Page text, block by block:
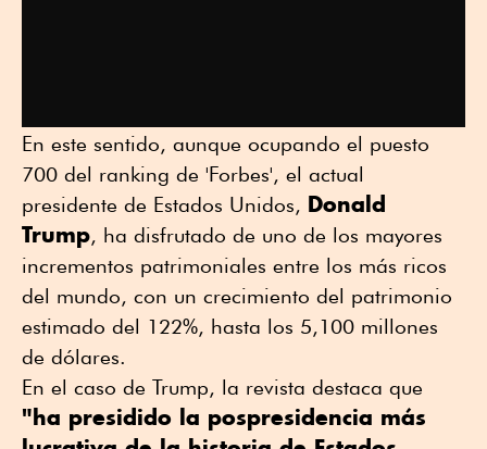
En este sentido, aunque ocupando el puesto
700 del ranking de 'Forbes', el actual
presidente de Estados Unidos, Donald
Trump, ha disfrutado de uno de los mayores
incrementos patrimoniales entre los más ricos
del mundo, con un crecimiento del patrimonio
estimado del 122%, hasta los 5,100 millones
de dólares.
En el caso de Trump, la revista destaca que
"ha presidido la pospresidencia más